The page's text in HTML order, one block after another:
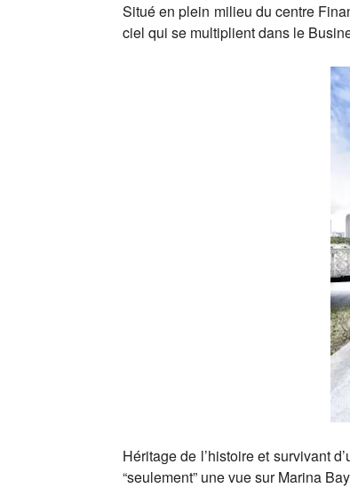
Situé en plein milieu du centre
ciel qui se multiplient dans le
Héritage de l’histoire et survivant
“seulement” une vue sur Marina